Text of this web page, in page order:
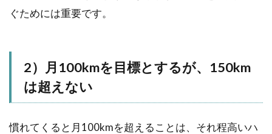
ぐためには重要です。
2）月100kmを目標とするが、150km
は超えない
慣れてくると月100kmを超えることは、それ程高いハ